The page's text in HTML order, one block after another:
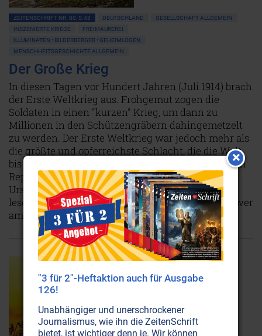
ZEITENSCHRIFT NR. 80, S.48 DEUTSCHLAND
GESELLSCHAFT ALLGEMEIN
INSZENIERTE KRIEGE
FREIMAUREREI
ILLUMINATEN • BILDERBERGER • GEHEIMLOGEN
MENSCHHEITSGESCHICHTE ALLGEMEIN
Der Große Krieg
In diesen Tagen vor Hundert Jahren (Juli 1914) brach
der Erste Weltkrieg aus. Frohgemut zogen die
Soldaten in einen "kurzen" Krieg, um dann zu
Millionen in den Schützengräbern dahingemetzelt
zu werden. Der Erste Weltkrieg war jedoch mehr als
die größte und opferreichste Schlacht, die die Welt
bis dahin gesehen hatte. Folgen Sie uns in unserem
Report auf der Spurensuche nach den wirklichen
Ursachen und Gründen für den Ersten Weltkrieg;
lesen Sie, wer am meisten von ihm profitiert und wer
am meisten durch ihn verloren hat.Weiterlesen...
"3 für 2"-Heftaktion auch für Ausgabe
126!
Unabhängiger und unerschrockener
Journalismus, wie ihn die ZeitenSchrift
bietet, ist wichtiger denn je. Wir können